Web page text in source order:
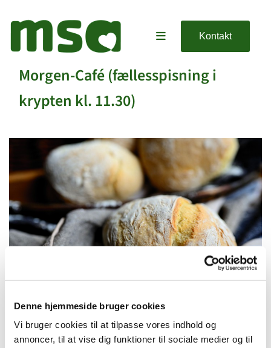
Denne hjemmeside bruger cookies
Vi bruger cookies til at tilpasse vores indhold og
annoncer, til at vise dig funktioner til sociale medier og til
Kontakt
Morgen-Café (fællesspisning i
krypten kl. 11.30)
Tirsdag 26. januar 2027, kl. 09:00 - 11:30